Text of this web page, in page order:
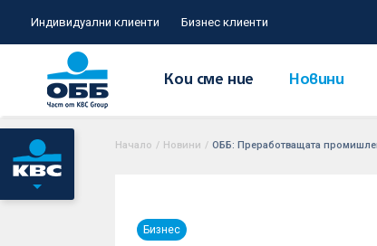
Индивидуални клиенти Бизнес клиенти
Кои сме ние Новини
Начало / Новини / ОББ: Преработващата
Бизнес